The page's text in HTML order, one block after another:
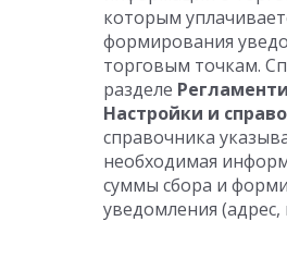
которым
формирования
торговым точкам.
разделе
Настройки и
справочника
необходимая
суммы сбора и
уведомления